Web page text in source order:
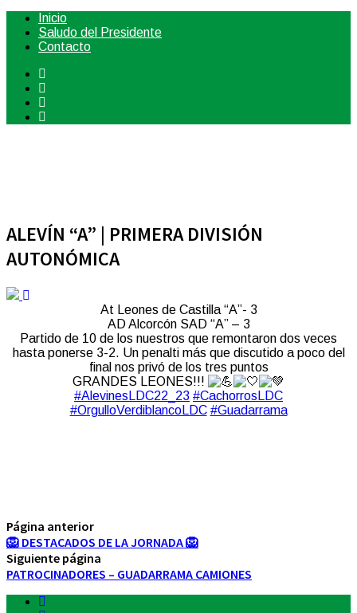
Inicio
Saludo del Presidente
Contacto
ALEVÍN “A” | PRIMERA DIVISIÓN
AUTONÓMICA
At Leones de Castilla “A”- 3
AD Alcorcón SAD “A” – 3
Partido de 10 de los nuestros que remontaron dos veces
hasta ponerse 3-2. Un penalti más que discutido a poco del
final nos privó de los tres puntos
GRANDES LEONES!!!
#AlevinesLDC22_23 #CachorrosLDC
#OrgulloVerdiblancoLDC #Guadarrama
Página anterior
🦁 DESTACADOS DE LA JORNADA 🦁
Siguiente página
PATROCINADORES – GUADARRAMA CAMIONES